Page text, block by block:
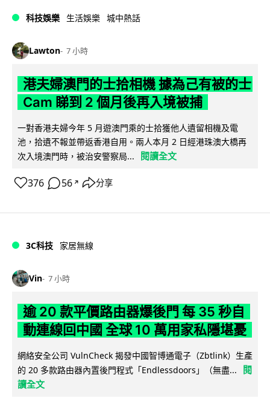
科技娛樂 生活娛樂 城中熱話
Lawton 7 小時
港夫婦澳門的士拾相機 據為己有被的士
Cam 睇到 2 個月後再入境被捕
一對香港夫婦今年 5 月遊澳門乘的士拾獲他人遺留相機及電
池，拾遺不報並帶返香港自用。兩人本月 2 日經港珠澳大橋再
次入境澳門時，被治安警察局...
閱讀全文
376 56 ↗ 分享
3C科技 家居無線
Vin 7 小時
逾 20 款平價路由器爆後門 每 35 秒自
動連線回中國 全球 10 萬用家私隱堪憂
網絡安全公司 VulnCheck 揭發中國智博通電子（Zbtlink）生產
的 20 多款路由器內置後門程式「Endlessdoors」（無盡...
閱
讀全文